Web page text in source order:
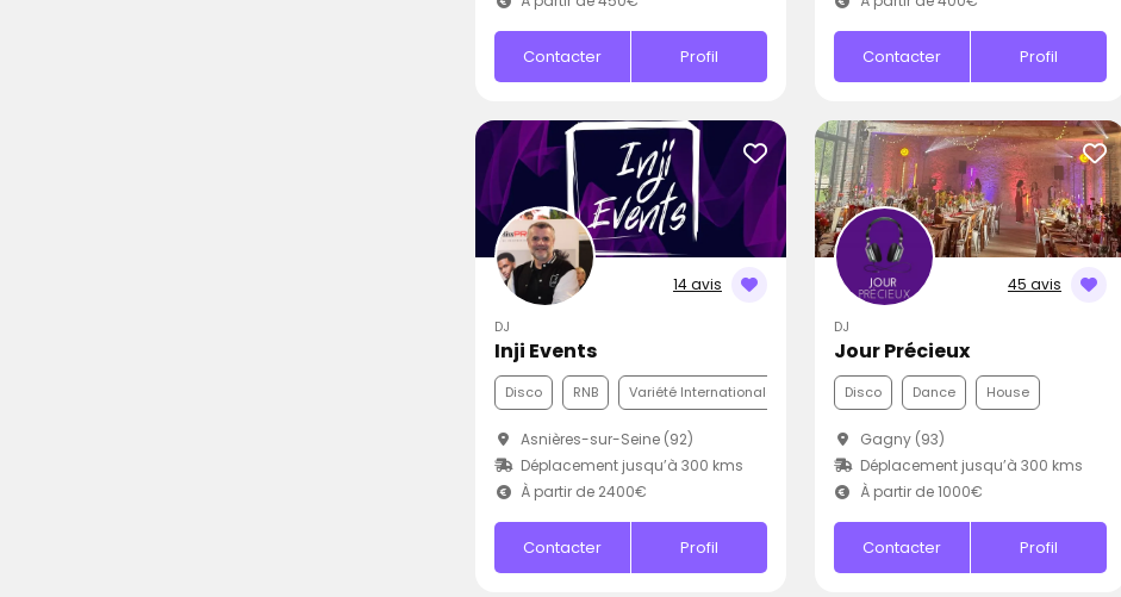
Contacter Profil Contacter Profil
14 avis
DJ
Inji Events
Disco RNB Variété Internationale
Asnières-sur-Seine (92)
Déplacement jusqu’à 300 kms
À partir de 2400€
Contacter Profil
45 avis
DJ
Jour Précieux
Disco Dance House
Gagny (93)
Déplacement jusqu’à 300 kms
À partir de 1000€
Contacter Profil